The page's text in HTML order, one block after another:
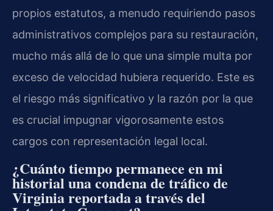
propios estatutos, a menudo requiriendo pasos
administrativos complejos para su restauración,
mucho más allá de lo que una simple multa por
exceso de velocidad hubiera requerido. Este es
el riesgo más significativo y la razón por la que
es crucial impugnar vigorosamente estos
cargos con representación legal local.
¿Cuánto tiempo permanece en mi
historial una condena de tráfico de
Virginia reportada a través del